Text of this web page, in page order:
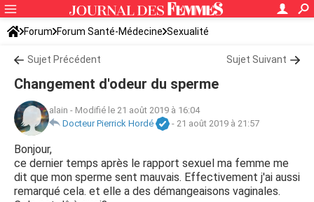
Forum Forum Santé-Médecine Sexualité
Sujet Précédent Sujet Suivant
Changement d'odeur du sperme
alain - Modifié le 21 août 2019 à 16:04
Docteur Pierrick Hordé
- 21 août 2019 à 21:57
Bonjour,
ce dernier temps après le rapport sexuel ma femme me
dit que mon sperme sent mauvais. Effectivement j'ai aussi
remarqué cela. et elle a des démangeaisons vaginales.